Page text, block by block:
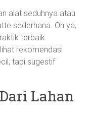
alat seduhnya atau
sederhana. Oh ya,
terbaik
rekomendasi
tapi sugestif
Lahan